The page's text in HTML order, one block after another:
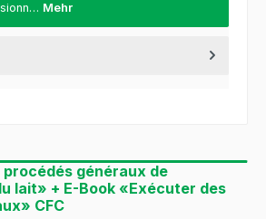
Mehr
généraux de
lait» + E-Book «Exécuter des
CFC